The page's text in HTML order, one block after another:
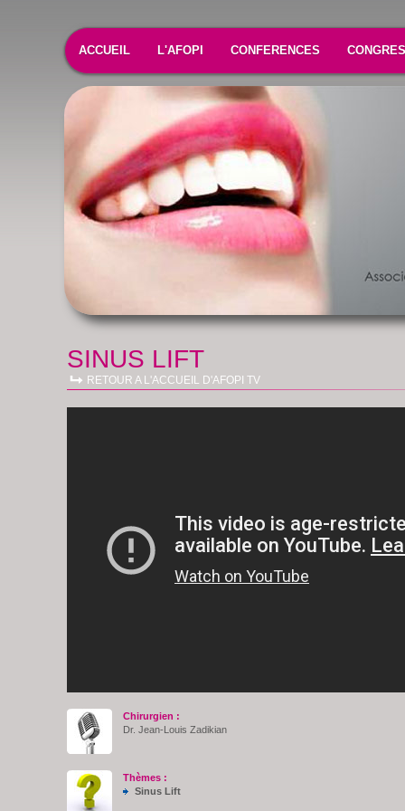
ACCUEIL L'AFOPI CONFERENCES CONGRES
SINUS LIFT
RETOUR A L'ACCUEIL D'AFOPI TV
Chirurgien :
Dr. Jean-Louis Zadikian
Thèmes :
Sinus Lift